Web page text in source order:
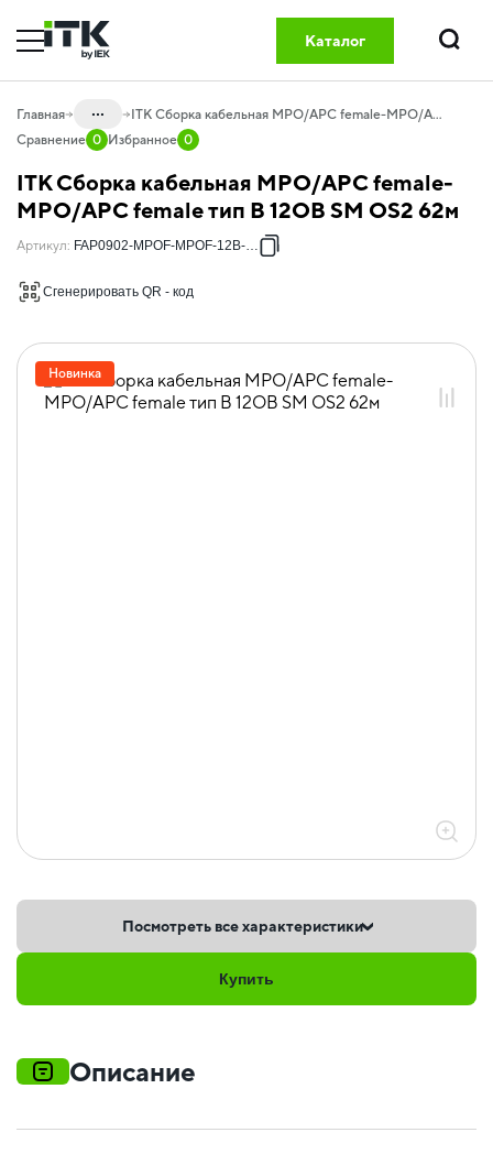
Каталог
Поиск
Главная ...
20.04 Оптический кабель и
компоненты
20.04.01 Компоненты СКС оптические
20.04.01.08 Оптические кабельные
20.04.01.08.01 Оптические кабельные
сборки OS2
ITK Сборка кабельная MPO/APC female-MPO/APC female тип B 12ОВ SM OS2 62м
Сравнение 0 Избранное 0
ITK Сборка кабельная MPO/APC female-
MPO/APC female тип B 12ОВ SM OS2 62м
Новинка
Артикул: FAP0902-MPOF-MPOF-12B-062
Сгенерировать QR - код
Посмотреть все характеристики
Купить
Описание